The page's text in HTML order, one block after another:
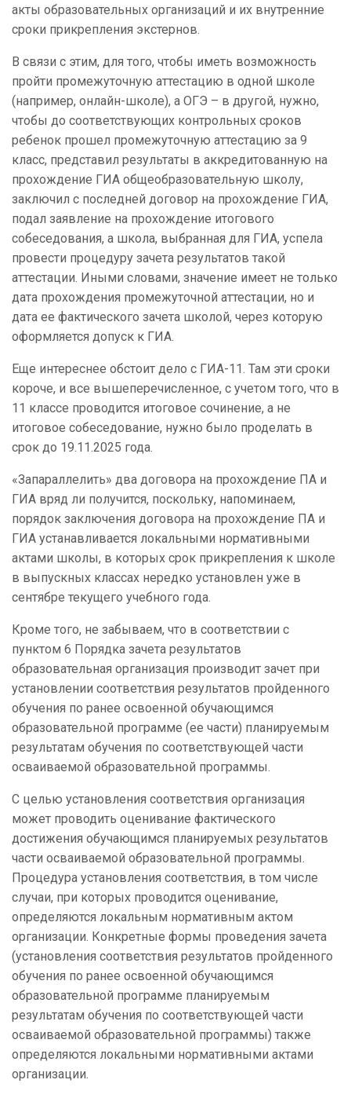
акты образовательных организаций и их внутренние
сроки прикрепления экстернов.
В связи с этим, для того, чтобы иметь возможность
пройти промежуточную аттестацию в одной школе
(например, онлайн-школе), а ОГЭ – в другой, нужно,
чтобы до соответствующих контрольных сроков
ребенок прошел промежуточную аттестацию за 9
класс, представил результаты в аккредитованную на
прохождение ГИА общеобразовательную школу,
заключил с последней договор на прохождение ГИА,
подал заявление на прохождение итогового
собеседования, а школа, выбранная для ГИА, успела
провести процедуру зачета результатов такой
аттестации. Иными словами, значение имеет не только
дата прохождения промежуточной аттестации, но и
дата ее фактического зачета школой, через которую
оформляется допуск к ГИА.
Еще интереснее обстоит дело с ГИА-11. Там эти сроки
короче, и все вышеперечисленное, с учетом того, что в
11 классе проводится итоговое сочинение, а не
итоговое собеседование, нужно было проделать в
срок до 19.11.2025 года.
«Запараллелить» два договора на прохождение ПА и
ГИА вряд ли получится, поскольку, напоминаем,
порядок заключения договора на прохождение ПА и
ГИА устанавливается локальными нормативными
актами школы, в которых срок прикрепления к школе
в выпускных классах нередко установлен уже в
сентябре текущего учебного года.
Кроме того, не забываем, что в соответствии с
пунктом 6 Порядка зачета результатов
образовательная организация производит зачет при
установлении соответствия результатов пройденного
обучения по ранее освоенной обучающимся
образовательной программе (ее части) планируемым
результатам обучения по соответствующей части
осваиваемой образовательной программы.
С целью установления соответствия организация
может проводить оценивание фактического
достижения обучающимся планируемых результатов
части осваиваемой образовательной программы.
Процедура установления соответствия, в том числе
случаи, при которых проводится оценивание,
определяются локальным нормативным актом
организации. Конкретные формы проведения зачета
(установления соответствия результатов пройденного
обучения по ранее освоенной обучающимся
образовательной программе планируемым
результатам обучения по соответствующей части
осваиваемой образовательной программы) также
определяются локальными нормативными актами
организации.